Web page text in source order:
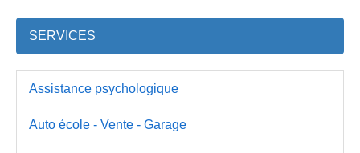
SERVICES
Assistance psychologique
Auto école - Vente - Garage